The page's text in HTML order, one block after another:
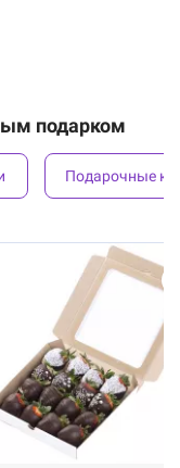
подарком
Подарочные